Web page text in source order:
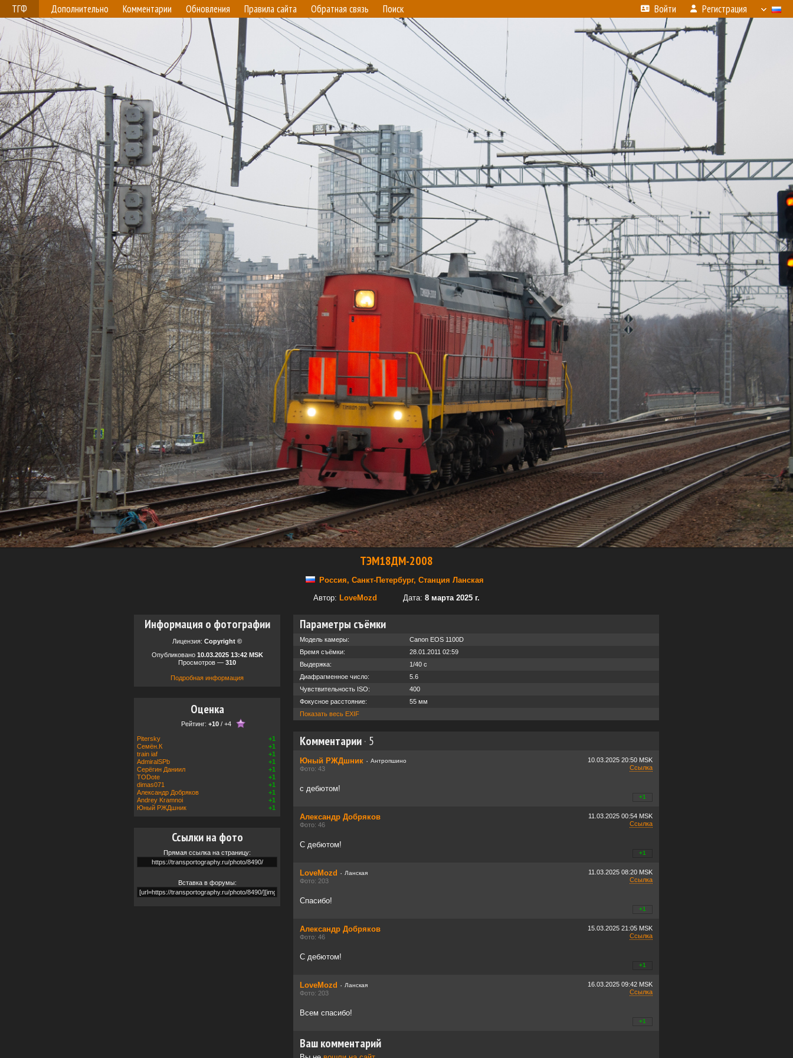
ТГФ Дополнительно Комментарии Обновления Правила сайта Обратная связь Поиск Войти Регистрация
ТЭМ18ДМ-2008
Россия, Санкт-Петербург, Станция Ланская
Автор: LoveMozd Дата: 8 марта 2025 г.
Информация о фотографии
Лицензия: Copyright ©
Опубликовано 10.03.2025 13:42 MSK
Просмотров — 310
Подробная информация
Оценка
Рейтинг: +10 / +4
Pitersky
+1
Семëн.К
+1
train iaf
+1
AdmiralSPb
+1
Серёгин Даниил
+1
TODote
+1
dimas071
+1
Александр Добряков
+1
Andrey Kramnoi
+1
Юный РЖДшник
+1
Ссылки на фото
Прямая ссылка на страницу:
Вставка в форумы:
Параметры съёмки
Модель камеры:
Canon EOS 1100D
Время съёмки:
28.01.2011 02:59
Выдержка:
1/40 с
Диафрагменное число:
5.6
Чувствительность ISO:
400
Фокусное расстояние:
55 мм
Показать весь EXIF
Комментарии· 5
10.03.2025 20:50 MSK
Ссылка
Юный РЖДшник · Антропшино
Фото: 43
с дебютом!
+1
+0/
11.03.2025 00:54 MSK
Ссылка
Александр Добряков
Фото: 46
С дебютом!
+1
+0/
11.03.2025 08:20 MSK
Ссылка
LoveMozd · Ланская
Фото: 203
Спасибо!
+1
+0/
15.03.2025 21:05 MSK
Ссылка
Александр Добряков
Фото: 46
С дебютом!
+1
+0/
16.03.2025 09:42 MSK
Ссылка
LoveMozd · Ланская
Фото: 203
Всем спасибо!
+1
+0/
Ваш комментарий